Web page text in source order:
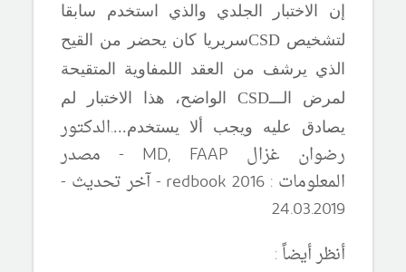
إن الاختبار الجلدي والذي استخدم سابقا
لتشخيصCSDسريريا كان يحضر من القيح
الذي يرشف من العقد اللمفاوية المتقيحة
لمرض الـــCSD الواضح، هذا الاختبار لم
يصادق عليه ويجب ألا يستخدم....الدكتور
رضوان غزال MD, FAAP - مصدر
المعلومات : redbook 2016
-آخر تحديث -
24.03.2019
أنظر أيضاً :